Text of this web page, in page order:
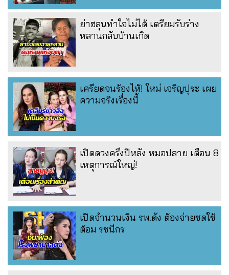
ย่าฮลุนทำใจไม่ได้ เตรียมรับร่าง
หลานกลับบ้านเกิด
เครียดจนร้องไห้! ใหม่ เจริญปุระ เผย
ความจริงเรื่องนี้
เปิดดวงครึ่งปีหลัง หมอปลาย เตือน 8
เหตุการณ์ใหญ่!
เปิดจำนวนเงิน รพ.ดัง ต้องจ่ายชดใช้
ต้อม รชนีกร